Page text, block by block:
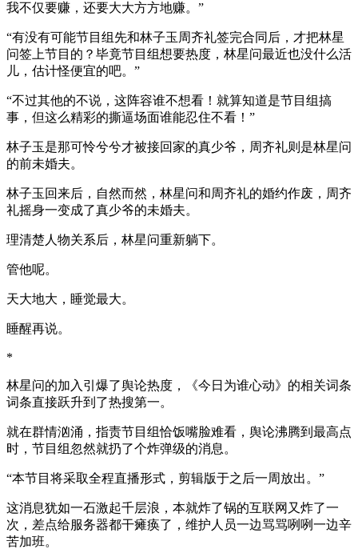
我不仅要赚，还要大大方方地赚。”
“有没有可能节目组先和林子玉周齐礼签完合同后，才把林星
问签上节目的？毕竟节目组想要热度，林星问最近也没什么活
儿，估计怪便宜的吧。”
“不过其他的不说，这阵容谁不想看！就算知道是节目组搞
事，但这么精彩的撕逼场面谁能忍住不看！”
林子玉是那可怜兮兮才被接回家的真少爷，周齐礼则是林星问
的前未婚夫。
林子玉回来后，自然而然，林星问和周齐礼的婚约作废，周齐
礼摇身一变成了真少爷的未婚夫。
理清楚人物关系后，林星问重新躺下。
管他呢。
天大地大，睡觉最大。
睡醒再说。
*
林星问的加入引爆了舆论热度，《今日为谁心动》的相关词条
词条直接跃升到了热搜第一。
就在群情汹涌，指责节目组恰饭嘴脸难看，舆论沸腾到最高点
时，节目组忽然就扔了个炸弹级的消息。
“本节目将采取全程直播形式，剪辑版于之后一周放出。”
这消息犹如一石激起千层浪，本就炸了锅的互联网又炸了一
次，差点给服务器都干瘫痪了，维护人员一边骂骂咧咧一边辛
苦加班。